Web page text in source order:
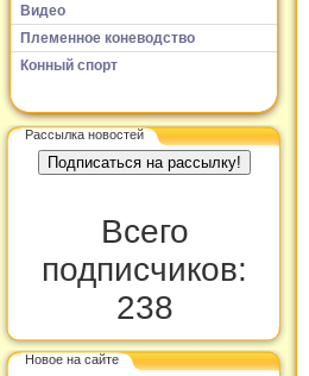
Видео
Племенное коневодство
Конный спорт
Рассылка новостей
Всего
подписчиков:
238
Новое на сайте